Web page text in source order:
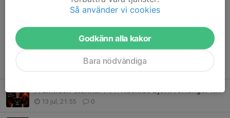
Framtiden stannar i TT. Rasmus Björk förlänger med TT Herr!
13 jul, 21:55 0
Så använder vi cookies
Godkänn alla kakor
Bara nödvändiga